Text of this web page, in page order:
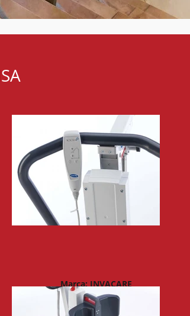
Marca: INVACARE
ISO 12 36 03